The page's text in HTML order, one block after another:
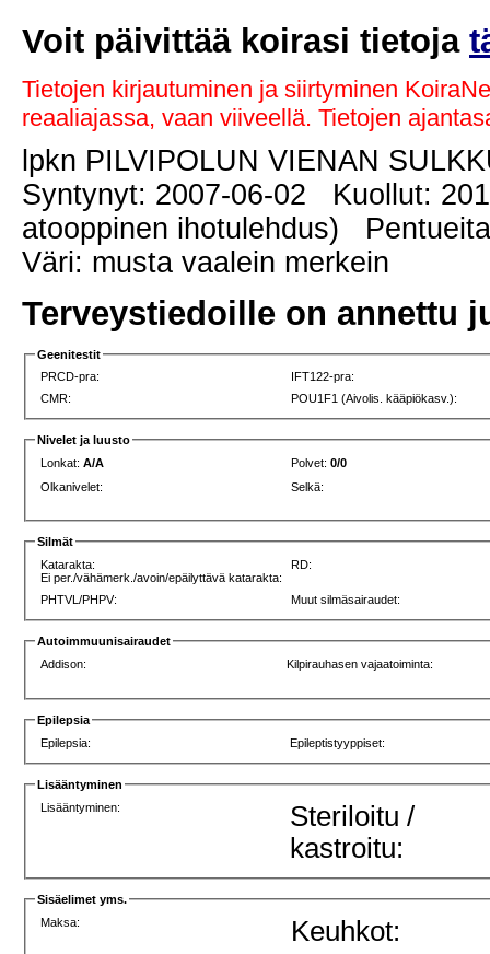
Voit päivittää koirasi tietoja
Tietojen kirjautuminen ja siirtyminen
reaaliajassa, vaan viiveellä. Tietojen
lpkn PILVIPOLUN VIENAN
Syntynyt: 2007-06-02 Kuollut:
atooppinen ihotulehdus)
Väri: musta vaalein merkein
Terveystiedoille on annettu
Geenitestit
PRCD-pra:
IFT122-pra:
CMR:
POU1F1 (Aivolis. kääpiökasv.):
Nivelet ja luusto
Lonkat:A/A Polvet:0/0
Olkanivelet:
Selkä:
Silmät
Katarakta:
Ei per./vähämerk./avoin/epäilyttävä katarakta:
RD:
PHTVL/PHPV: Muut silmäsairaudet:
Autoimmuunisairaudet
Addison:
Kilpirauhasen vajaatoiminta:
Epilepsia
Epilepsia:
Epileptistyyppiset:
Lisääntyminen
Lisääntyminen:
Steriloitu /
kastroitu:
Sisäelimet yms.
Maksa:
Keuhkot: